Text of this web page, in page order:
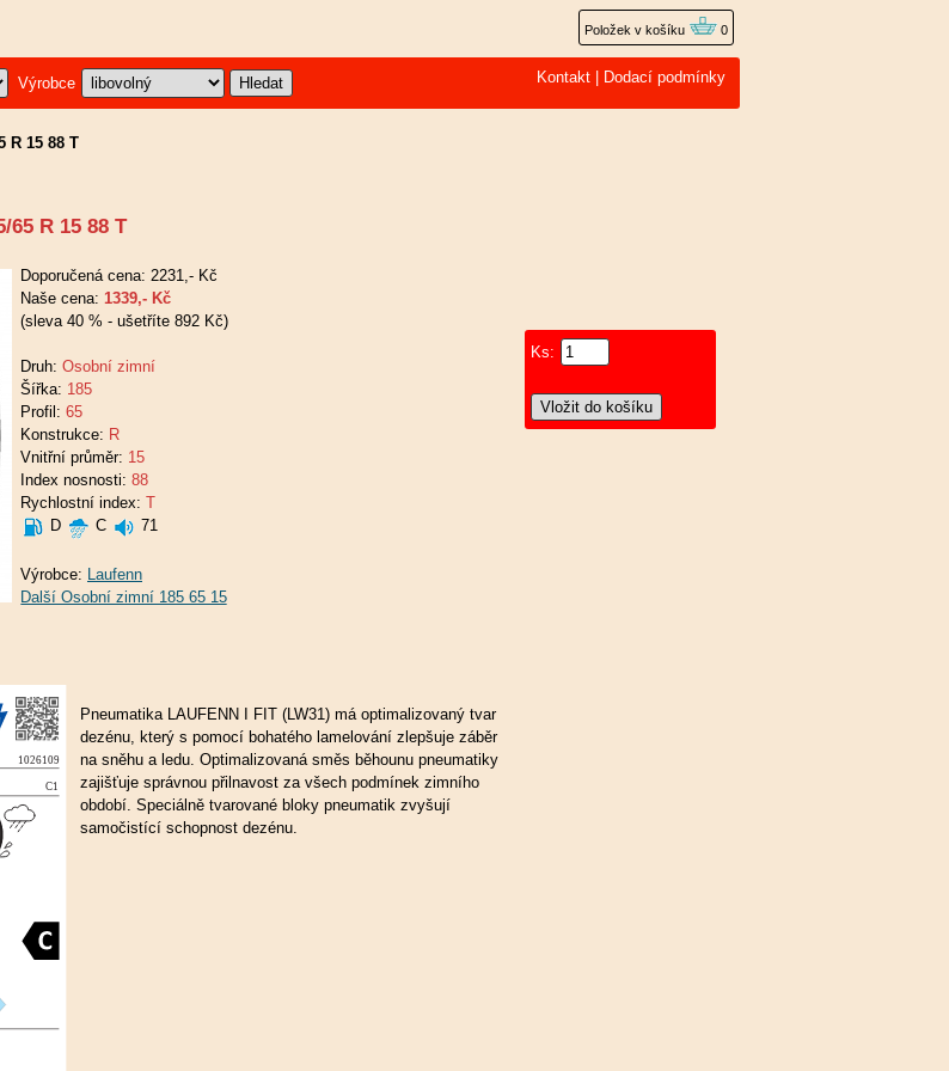
Položek v košíku 0
Výrobce Kontakt Dodací podmínky
R 15 88 T
65 R 15 88 T
Doporučená cena: 2231,- Kč
Naše cena: 1339,- Kč
(sleva 40 % - ušetříte 892 Kč)
Druh: Osobní zimní
Šířka: 185
Profil: 65
Konstrukce: R
Vnitřní průměr: 15
Index nosnosti: 88
Rychlostní index: T
D
C 71
Výrobce: Laufenn
Pneumatika LAUFENN I FIT (LW31) má optimalizovaný tvar
dezénu, který s pomocí bohatého lamelování zlepšuje záběr
na sněhu a ledu. Optimalizovaná směs běhounu pneumatiky
zajišťuje správnou přilnavost za všech podmínek zimního
období. Speciálně tvarované bloky pneumatik zvyšují
samočistící schopnost dezénu.
Ks: